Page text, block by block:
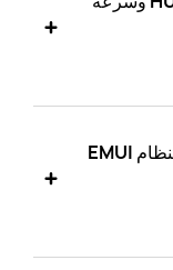
هل يأتي HUAWEI Mate 50 Pro مزودا بنظام EMUI